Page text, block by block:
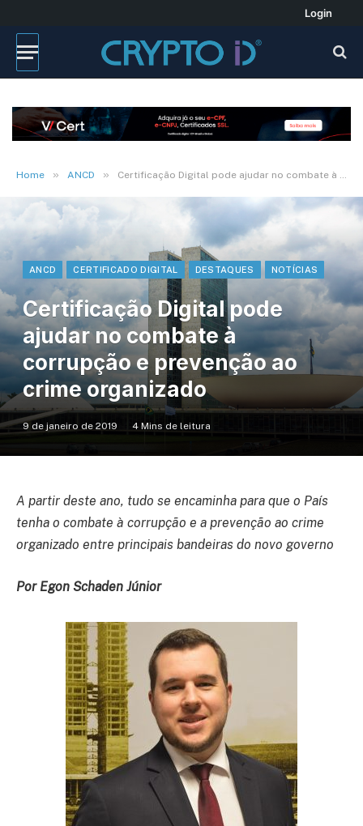
Login
Home » ANCD » Certificação Digital pode ajudar no combate à corrupção e prevenção ao crime organizado
ANCD CERTIFICADO DIGITAL DESTAQUES NOTÍCIAS
Certificação Digital pode
ajudar no combate à
corrupção e prevenção ao
crime organizado
9 de janeiro de 2019 4 Mins de leitura
A partir deste ano, tudo se encaminha para que o País
tenha o combate à corrupção e a prevenção ao crime
organizado entre principais bandeiras do novo governo
Por Egon Schaden Júnior